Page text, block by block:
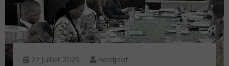
27 juillet 2026 Herdjeaf